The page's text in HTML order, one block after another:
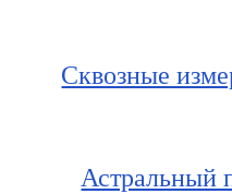
Сквозные
Астральный